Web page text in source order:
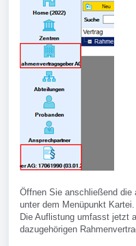
Öffnen Sie anschließend die
unter dem Menüpunkt Kartei.
Die Auflistung umfasst jetzt
dazugehörigen